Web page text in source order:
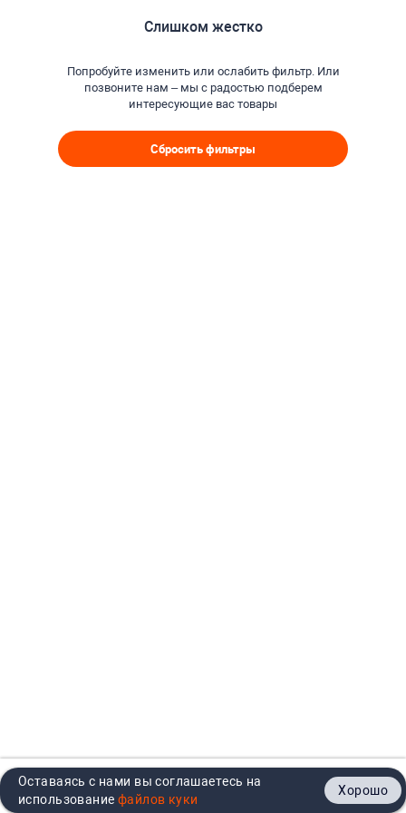
Главная Каталог Кабинет Контакты
Слишком жестко
Попробуйте изменить или ослабить фильтр. Или
позвоните нам – мы с радостью подберем
интересующие вас товары
Сбросить фильтры
Оставаясь с нами вы соглашаетесь на
использование
Хорошо